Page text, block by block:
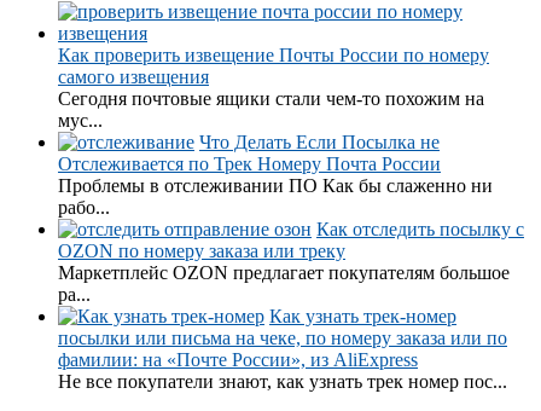
Как проверить извещение Почты России по номеру
самого извещения
Сегодня почтовые ящики стали чем-то похожим на
мус...
Что Делать Если Посылка не
Отслеживается по Трек Номеру Почта России
Проблемы в отслеживании ПО Как бы слаженно ни
рабо...
Как отследить посылку с
OZON по номеру заказа или треку
Маркетплейс OZON предлагает покупателям большое
ра...
Как узнать трек-номер
посылки или письма на чеке, по номеру заказа или по
фамилии: на «Почте России», из AliExpress
Не все покупатели знают, как узнать трек номер пос...